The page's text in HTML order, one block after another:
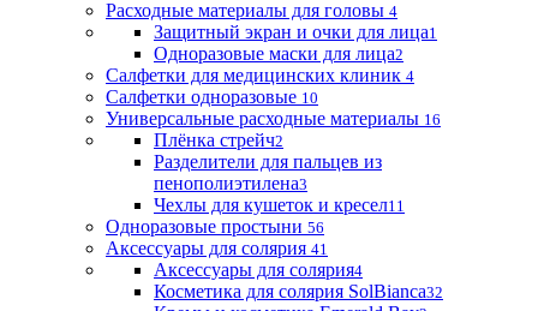
Расходные материалы для головы 4
Защитный экран и очки для лица1
Одноразовые маски для лица2
Салфетки для медицинских клиник 4
Салфетки одноразовые 10
Универсальные расходные материалы 16
Плёнка стрейч2
Разделители для пальцев из
пенополиэтилена3
Чехлы для кушеток и кресел11
Одноразовые простыни 56
Аксессуары для солярия 41
Аксессуары для солярия4
Косметика для солярия SolBianca32